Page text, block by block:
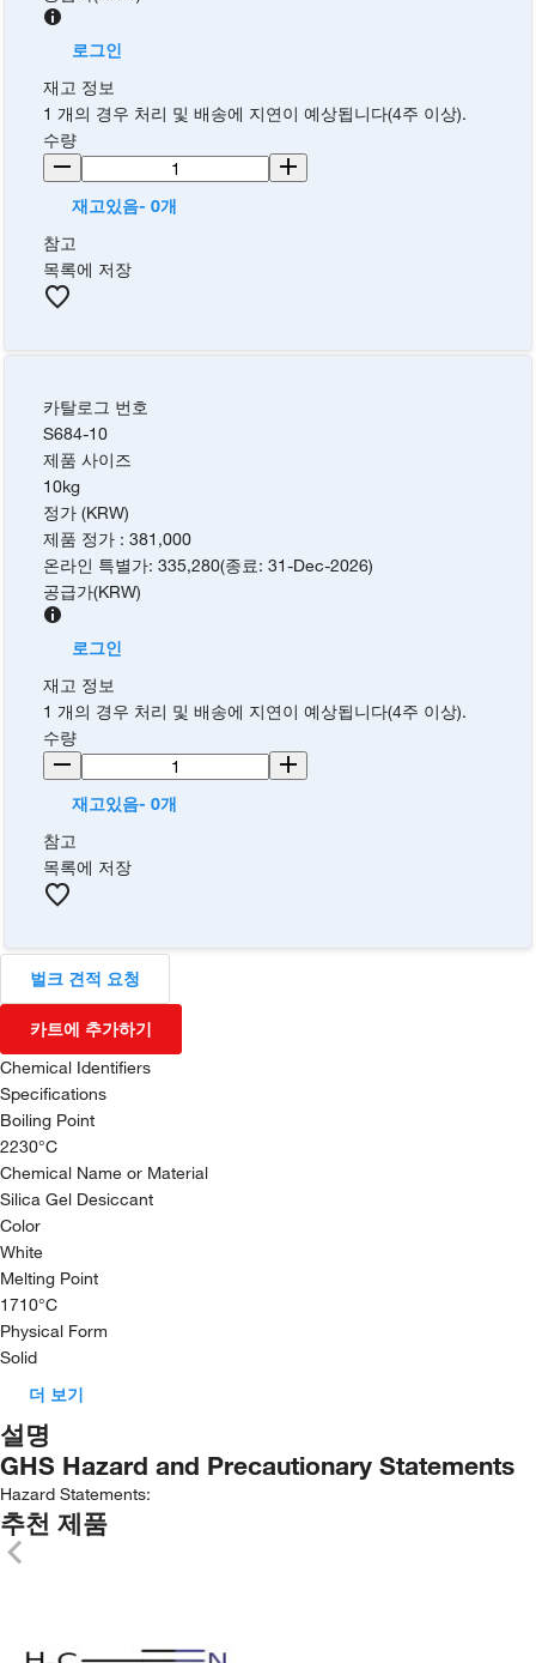
로그인
재고 정보
1 개의 경우 처리 및 배송에 지연이 예상됩니다(4주 이상).
수량
재고있음- 0개
참고
목록에 저장
카탈로그 번호
S684-10
제품 사이즈
10kg
정가 (KRW)
제품 정가 :381,000
온라인 특별가:335,280(종료:31-Dec-2026)
공급가(KRW)
로그인
재고 정보
1 개의 경우 처리 및 배송에 지연이 예상됩니다(4주 이상).
수량
재고있음- 0개
참고
목록에 저장
벌크 견적 요청
카트에 추가하기
Chemical Identifiers
Specifications
Boiling Point
2230°C
Chemical Name or Material
Silica Gel Desiccant
Color
White
Melting Point
1710°C
Physical Form
Solid
더 보기
설명
GHS Hazard and Precautionary Statements
Hazard Statements:
추천 제품